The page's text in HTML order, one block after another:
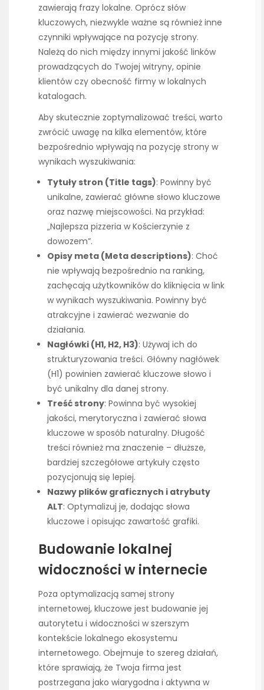
zawierają frazy lokalne. Oprócz słów
kluczowych, niezwykle ważne są również inne
czynniki wpływające na pozycję strony.
Należą do nich między innymi jakość linków
prowadzących do Twojej witryny, opinie
klientów czy obecność firmy w lokalnych
katalogach.
Aby skutecznie zoptymalizować treści, warto
zwrócić uwagę na kilka elementów, które
bezpośrednio wpływają na pozycję strony w
wynikach wyszukiwania:
Tytuły stron (Title tags): Powinny być
unikalne, zawierać główne słowo kluczowe
oraz nazwę miejscowości. Na przykład:
„Najlepsza pizzeria w Kościerzynie z
dowozem”.
Opisy meta (Meta descriptions): Choć
nie wpływają bezpośrednio na ranking,
zachęcają użytkowników do kliknięcia w link
w wynikach wyszukiwania. Powinny być
atrakcyjne i zawierać wezwanie do
działania.
Nagłówki (H1, H2, H3): Używaj ich do
strukturyzowania treści. Główny nagłówek
(H1) powinien zawierać kluczowe słowo i
być unikalny dla danej strony.
Treść strony: Powinna być wysokiej
jakości, merytoryczna i zawierać słowa
kluczowe w sposób naturalny. Długość
treści również ma znaczenie – dłuższe,
bardziej szczegółowe artykuły często
pozycjonują się lepiej.
Nazwy plików graficznych i atrybuty
ALT: Optymalizuj je, dodając słowa
kluczowe i opisując zawartość grafiki.
Budowanie lokalnej
widoczności w internecie
Poza optymalizacją samej strony
internetowej, kluczowe jest budowanie jej
autorytetu i widoczności w szerszym
kontekście lokalnego ekosystemu
internetowego. Obejmuje to szereg działań,
które sprawiają, że Twoja firma jest
postrzegana jako wiarygodna i aktywna w